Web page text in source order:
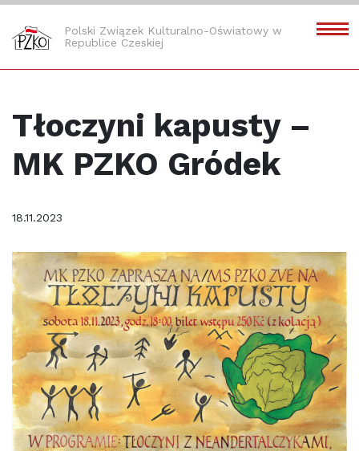
Polski Związek Kulturalno-Oświatowy w
Republice Czeskiej
Tłoczyni kapusty –
MK PZKO Gródek
18.11.2023